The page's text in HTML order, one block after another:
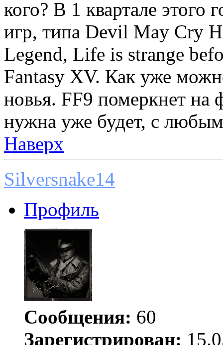
кого? В 1 квартале этого
игр, типа Devil May Cry
Legend, Life is strange
Fantasy XV. Как уже
новья. FF9 померкнет
нужна уже будет, с
Наверх
Silversnake14
Профиль
Сообщения: 60
Зарегистрирован: